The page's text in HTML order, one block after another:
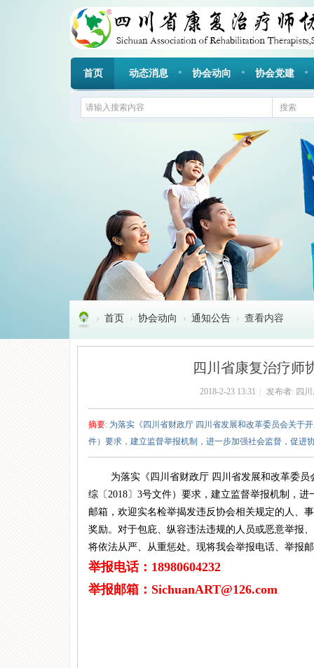
首页 动态消息 协会动向 协会党建
搜索
四
治
疗
协
四
› 首页 › 协会动向 › 通知公告 › 查看内容
四川省康复治疗师
2018-2-23 13:31 发布者: 四
摘要: 为落实《四川省财政厅 四川省发展和改革委员会关于
件）要求，建立监督举报机制，进一步加强社会监督，促进
为落实《四川省财政厅 四川省发展和改革委员
综〔2018〕3号文件）要求，建立监督举报机制，
邮箱，欢迎实名检举揭发违反协会相关规定的人、
奖励。对于包庇、纵容违法违规的人员或恶意举报
将依法从严、从重惩处。现将我会举报电话、举报
举报电话：18980604232
举报邮箱：SichuanART@126.com